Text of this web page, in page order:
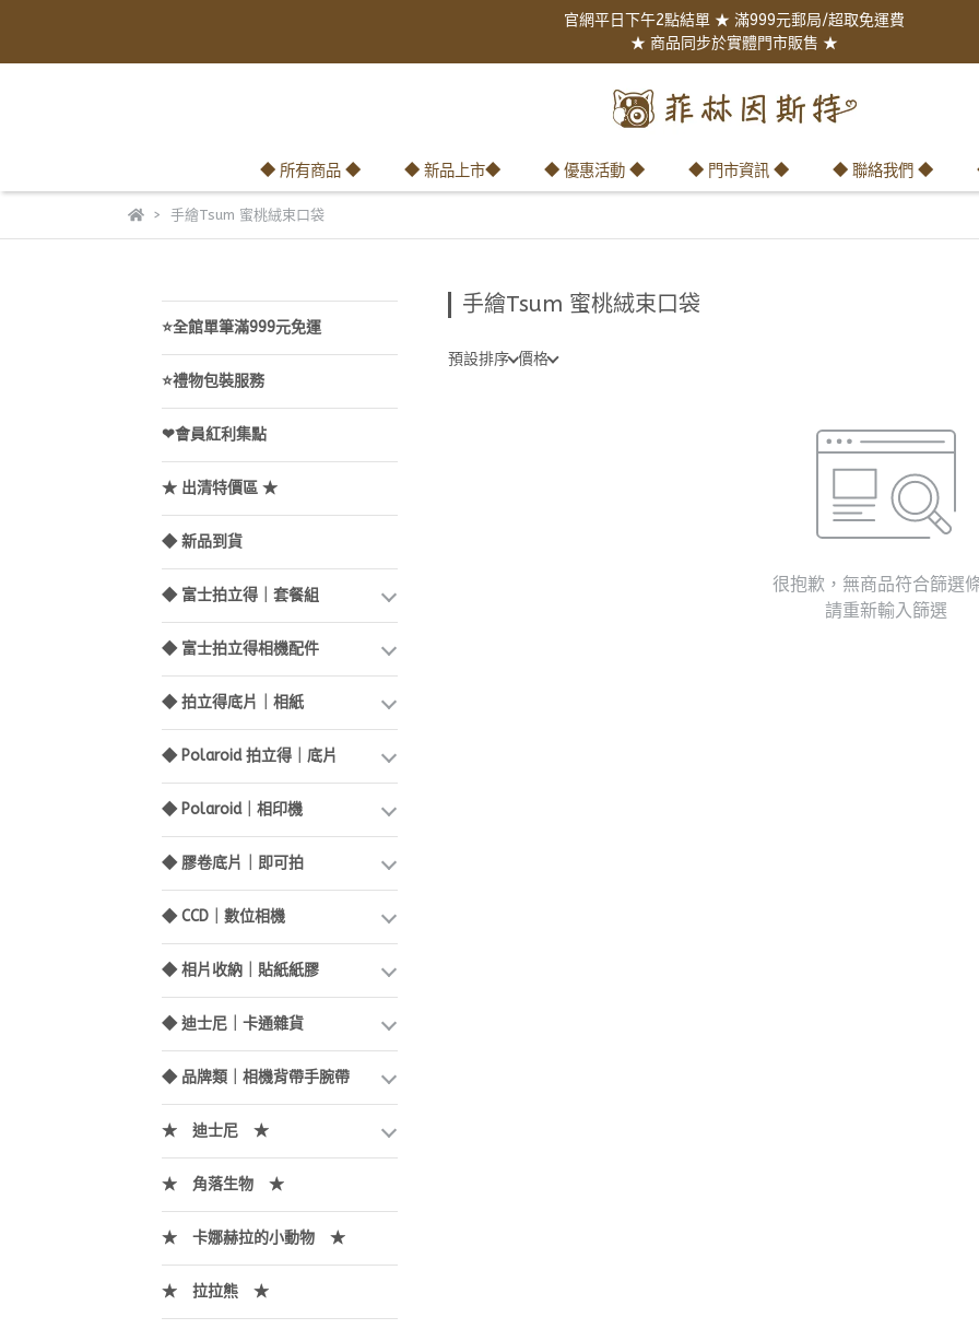
官網平日下午2點結單 ★ 滿999元郵局/超取免運費
★ 商品同步於實體門市販售 ★
◆ 所有商品 ◆ ◆ 新品上市◆ ◆ 優惠活動 ◆ ◆ 門市資訊 ◆ ◆ 聯絡我們 ◆
手繪Tsum 蜜桃絨束口袋
⭐全館單筆滿999元免運
⭐禮物包裝服務
❤會員紅利集點
★ 出清特價區 ★
◆ 新品到貨
◆ 富士拍立得｜套餐組
◆ 富士拍立得相機配件
◆ 拍立得底片｜相紙
◆ Polaroid 拍立得｜底片
◆ Polaroid｜相印機
◆ 膠卷底片｜即可拍
◆ CCD｜數位相機
◆ 相片收納｜貼紙紙膠
◆ 迪士尼｜卡通雜貨
◆ 品牌類｜相機背帶手腕帶
★ 迪士尼 ★
★ 角落生物 ★
★ 卡娜赫拉的小動物 ★
★ 拉拉熊 ★
手繪Tsum 蜜桃絨束口袋
預設排序 價格
很抱歉，無商品符合篩選
請重新輸入篩選